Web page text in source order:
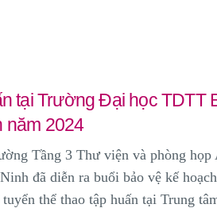
tại Trường Đại học TDTT
năm 2024
Tầng 3 Thư viện và phòng họp
đã diễn ra buổi bảo vệ kế
thể thao tập huấn tại Trung